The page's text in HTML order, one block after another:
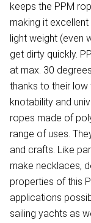
keeps the PPM
making it
light weight (even
get dirty quickly.
at max. 30
thanks to their
knotability and
ropes made of
range of uses.
and crafts. Like
make necklaces,
properties of this
applications
sailing yachts as